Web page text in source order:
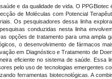
e da qualidade de vida. O
de Moléculas com Potencial
Os pesquisadores dessa linha
conduzidas nesta linha
opções de tratamento para uma
o desenvolvimento de fármacos
em Diagnóstico e Tratamento de
eficiente no sistema de saúde. Essa
pelo uso de tecnologias emergentes
ferramentas biotecnológicas. A